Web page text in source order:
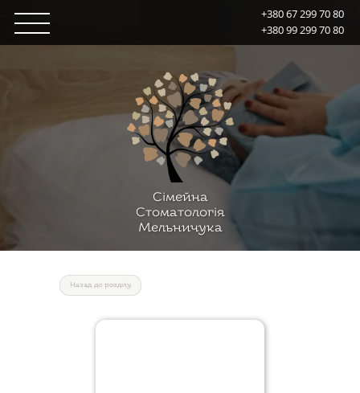
+380 67 299 70 80
+380 99 299 70 80
Сiмейна
Стоматологiя
Мельничука
Назад до роздiлу